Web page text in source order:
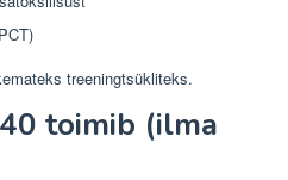
treeningtsükliteks.
toimib (ilma